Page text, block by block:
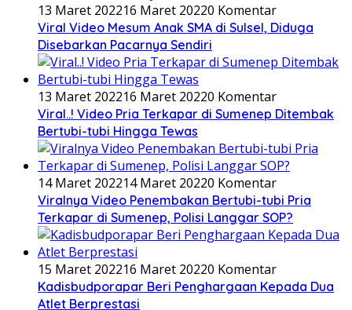
13 Maret 202216 Maret 20220 Komentar
Viral Video Mesum Anak SMA di Sulsel, Diduga
Disebarkan Pacarnya Sendiri
13 Maret 202216 Maret 20220 Komentar
Viral..! Video Pria Terkapar di Sumenep Ditembak
Bertubi-tubi Hingga Tewas
14 Maret 202214 Maret 20220 Komentar
Viralnya Video Penembakan Bertubi-tubi Pria
Terkapar di Sumenep, Polisi Langgar SOP?
15 Maret 202216 Maret 20220 Komentar
Kadisbudporapar Beri Penghargaan Kepada Dua
Atlet Berprestasi